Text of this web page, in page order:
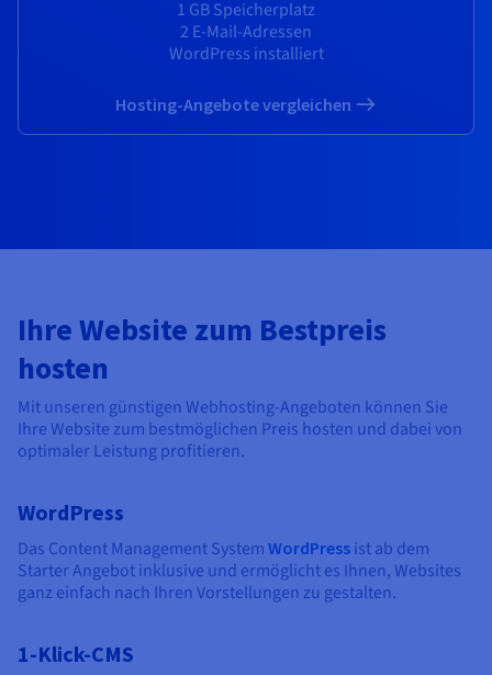
Verfügbarkeit nach Regionen
Roadmap und Changelog
Roadmap und Changelog
Roadmap und Changelog
Roadmap und Changelog
Roadmap und Changelog
1 GB Speicherplatz
2 E-Mail-Adressen
WordPress installiert
Hosting-Angebote vergleichen
Ihre Website zum Bestpreis
hosten
Mit unseren günstigen Webhosting-Angeboten können Sie
Ihre Website zum bestmöglichen Preis hosten und dabei von
optimaler Leistung profitieren.
WordPress
Das Content Management System WordPress ist ab dem
Starter Angebot inklusive und ermöglicht es Ihnen, Websites
ganz einfach nach Ihren Vorstellungen zu gestalten.
1-Klick-CMS